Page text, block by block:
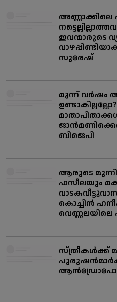
അണ്ണാക്കിലെ
ഇവന്മാരുടെ
സുരേഷ്
മൂന്ന് വർഷം
ബിജെപി
ആരുടെ
ഫസീലയും
കൊച്ചിൻ
വെണ്ണലയിലെ
സ്ത്രീകള്‍ക്ക്